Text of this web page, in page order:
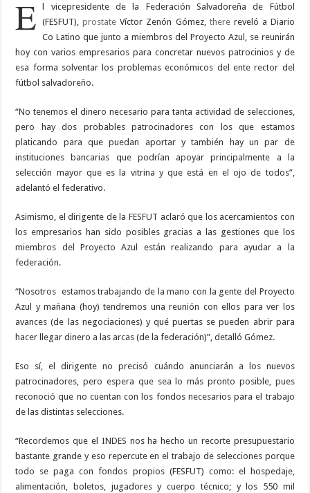
E
l vicepresidente de la Federación Salvadoreña de Fútbol
(FESFUT),prostate Víctor Zenón Gómez, therereveló a Diario
Co Latino que junto a miembros del Proyecto Azul, se reunirán
hoy con varios empresarios para concretar nuevos patrocinios y de
esa forma solventar los problemas económicos del ente rector del
fútbol salvadoreño.
“No tenemos el dinero necesario para tanta actividad de selecciones,
pero hay dos probables patrocinadores con los que estamos
platicando para que puedan aportar y también hay un par de
instituciones bancarias que podrían apoyar principalmente a la
selección mayor que es la vitrina y que está en el ojo de todos”,
adelantó el federativo.
Asimismo, el dirigente de la FESFUT aclaró que los acercamientos con
los empresarios han sido posibles gracias a las gestiones que los
miembros del Proyecto Azul están realizando para ayudar a la
federación.
“Nosotros estamos trabajando de la mano con la gente del Proyecto
Azul y mañana (hoy) tendremos una reunión con ellos para ver los
avances (de las negociaciones) y qué puertas se pueden abrir para
hacer llegar dinero a las arcas (de la federación)”, detalló Gómez.
Eso sí, el dirigente no precisó cuándo anunciarán a los nuevos
patrocinadores, pero espera que sea lo más pronto posible, pues
reconoció que no cuentan con los fondos necesarios para el trabajo
de las distintas selecciones.
“Recordemos que el INDES nos ha hecho un recorte presupuestario
bastante grande y eso repercute en el trabajo de selecciones porque
todo se paga con fondos propios (FESFUT) como: el hospedaje,
alimentación, boletos, jugadores y cuerpo técnico; y los 550 mil